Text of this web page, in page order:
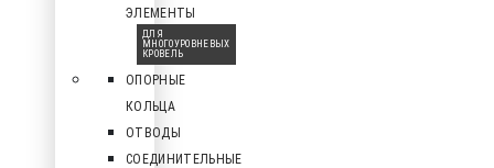
ЭЛЕМЕНТЫ
ДЛЯ
МНОГОУРОВНЕВЫХ
КРОВЕЛЬ
ОПОРНЫЕ
КОЛЬЦА
ОТВОДЫ
СОЕДИНИТЕЛЬНЫЕ